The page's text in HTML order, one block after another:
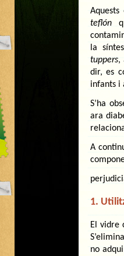
teflón
la
tuppers,
dir, es
infants i
S’ha
ara
A
1.
El vidre
no